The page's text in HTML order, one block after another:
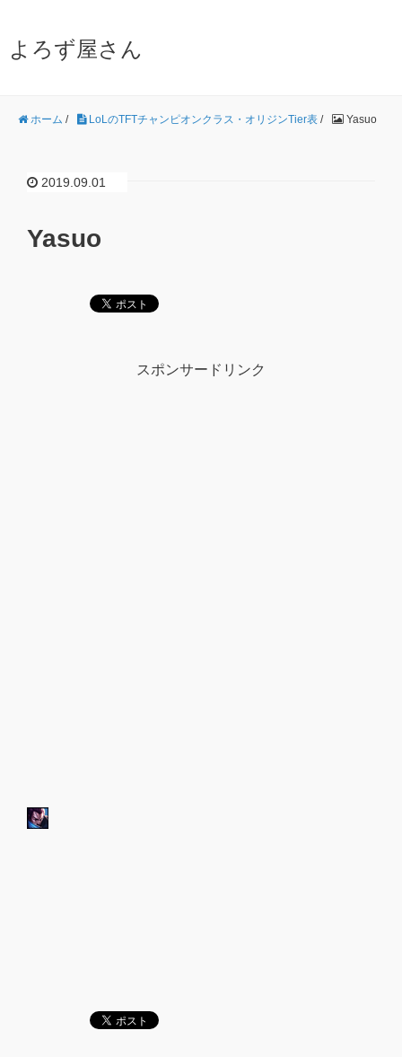
よろず屋さん
ホーム / LoLのTFTチャンピオンクラス・オリジンTier表 / Yasuo
2019.09.01
Yasuo
スポンサードリンク